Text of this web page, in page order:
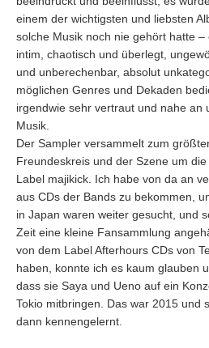
einem der wichtigsten und liebsten
solche Musik noch nie gehört hatte
intim, chaotisch und überlegt,
und unberechenbar, absolut
möglichen Genres und Dekaden
irgendwie sehr vertraut und nahe an
Musik.
Der Sampler versammelt zum
Freundeskreis und der Szene um
Label majikick. Ich habe von da an
aus CDs der Bands zu bekommen,
in Japan waren weiter gesucht, und
Zeit eine kleine Fansammlung
von dem Label Afterhours CDs von
haben, konnte ich es kaum glauben
dass sie Saya und Ueno auf ein
Tokio mitbringen. Das war 2015 und
dann kennengelernt.